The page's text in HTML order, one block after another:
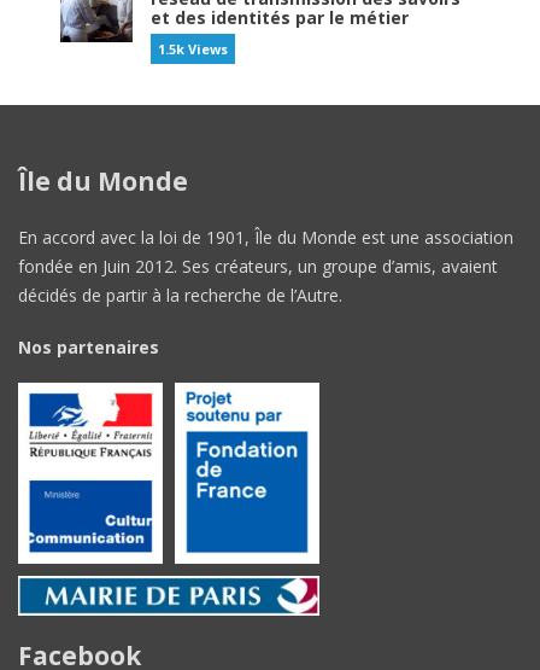
et des identités par le métier
1.5k Views
Île du Monde
En accord avec la loi de 1901, Île du Monde est une association
fondée en Juin 2012. Ses créateurs, un groupe d’amis, avaient
décidés de partir à la recherche de l’Autre.
Nos partenaires
Facebook